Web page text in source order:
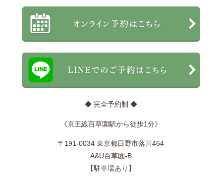
◆ 完全予約制 ◆
《京王線百草園駅から徒歩1分》
〒191-0034 東京都日野市落川464
A&U百草園-B
【駐車場あり】